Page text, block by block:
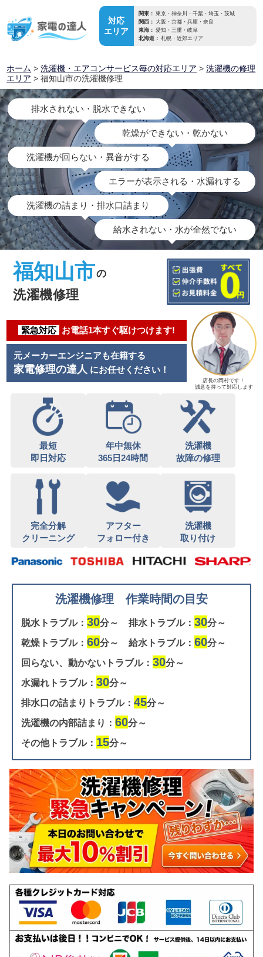
対応
エリア
関東： 東京・神奈川・千葉・埼玉・茨城
関西： 大阪・京都・兵庫・奈良
東海： 愛知・三重・岐阜
北海道： 札幌・近郊エリア
ホーム >洗濯機・エアコンサービス毎の対応エリア >洗濯機の修理
エリア > 福知山市の洗濯機修理
排水されない・脱水できない
乾燥ができない・乾かない
洗濯機が回らない・異音がする
エラーが表示される・水漏れする
洗濯機の詰まり・排水口詰まり
給水されない・水が全然でない
福知山市の
洗濯機修理
緊急対応 お電話1本すぐ駆けつけます!
元メーカーエンジニアも在籍する
家電修理の達人 にお任せください！
店長の岡村です！
誠意を持って対応します
最短
即日対応
年中無休
365日24時間
洗濯機
故障の修理
完全分解
クリーニング
アフター
フォロー付き
洗濯機
取り付け
洗濯機修理 作業時間の目安
脱水トラブル： 30分～ 排水トラブル： 30分～
乾燥トラブル： 60分～ 給水トラブル： 60分～
回らない、動かないトラブル： 30分～
水漏れトラブル： 30分～
排水口の詰まりトラブル： 45分～
洗濯機の内部詰まり： 60分～
その他トラブル： 15分～